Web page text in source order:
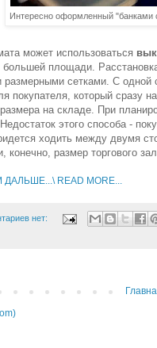
Интересно оформленный "банками
может использоваться
площади.
размерными сетками. С
покупателя, который сразу
на складе. При
этого способа -
ходить между двумя
размер торгового
READ MORE...
нет: